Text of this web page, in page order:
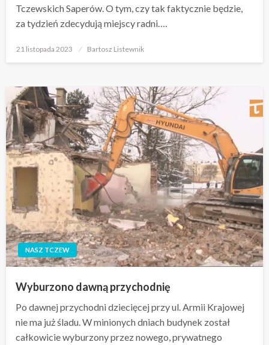
Tczewskich Saperów. O tym, czy tak faktycznie będzie,
za tydzień zdecydują miejscy radni….
Opublikowane
21 listopada 2023 Bartosz Listewnik
NASZ TCZEW
Wyburzono dawną przychodnię
Po dawnej przychodni dziecięcej przy ul. Armii Krajowej
nie ma już śladu. W minionych dniach budynek został
całkowicie wyburzony przez nowego, prywatnego